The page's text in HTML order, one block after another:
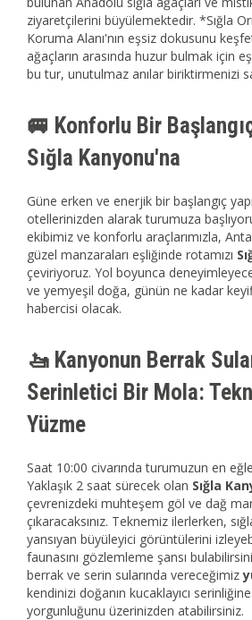
ziyaretçilerini büyülemektedir. *Sığla
Koruma Alanı'nın eşsiz dokusunu
ağaçların arasında huzur bulmak için
bu tur, unutulmaz anılar biriktirmenizi
🚐 Konforlu Bir
Sığla Kanyonu'na
Güne erken ve enerjik bir başlangıç
otellerinizden alarak turumuza
ekibimiz ve konforlu araçlarımızla,
güzel manzaraları eşliğinde rotamızı
çeviriyoruz. Yol boyunca
ve yemyeşil doğa, günün ne kadar
habercisi olacak.
🚤 Kanyonun Berrak
Serinletici Bir Mola:
Yüzme
Saat 10:00 civarında turumuzun en
Yaklaşık 2 saat sürecek olan Sığla
çevrenizdeki muhteşem göl ve dağ
çıkaracaksınız. Teknemiz ilerlerken,
yansıyan büyüleyici görüntülerini
faunasını gözlemleme şansı
berrak ve serin sularında vereceğimiz
kendinizi doğanın kucaklayıcı
yorgunluğunu üzerinizden atabilirsiniz.